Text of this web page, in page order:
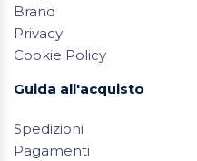
Brand
Privacy
Cookie Policy
Guida all'acquisto
Spedizioni
Pagamenti